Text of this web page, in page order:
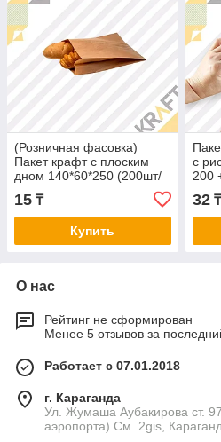
(Розничная фасовка)
Пакет крафт с плоским
дном 140*60*250 (200шт/
15 ₸
Купить
с
200
(50/
32₸
О нас
Рейтинг не сформирован
Менее 5 отзывов за
Работает с 07.01.2018
г. Караганда
Ул. Жумаша Аубакирова ст.
аэропорта) См. 2gis,